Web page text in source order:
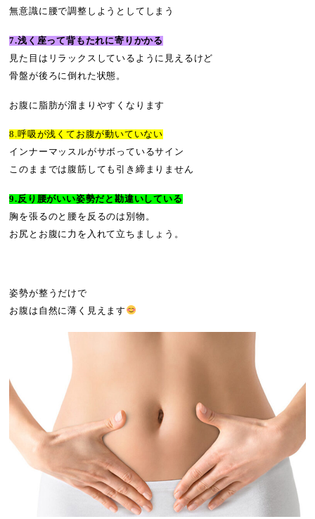
無意識に腰で調整しようとしてしまう
7.浅く座って背もたれに寄りかかる
見た目はリラックスしているように見えるけど
骨盤が後ろに倒れた状態。
お腹に脂肪が溜まりやすくなります
8.呼吸が浅くてお腹が動いていない
インナーマッスルがサボっているサイン
このままでは腹筋しても引き締まりません
9.反り腰がいい姿勢だと勘違いしている
胸を張るのと腰を反るのは別物。
お尻とお腹に力を入れて立ちましょう。
姿勢が整うだけで
お腹は自然に薄く見えます